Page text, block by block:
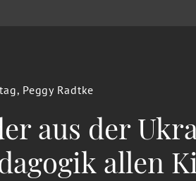
Peggy Radtke
aus der
allen